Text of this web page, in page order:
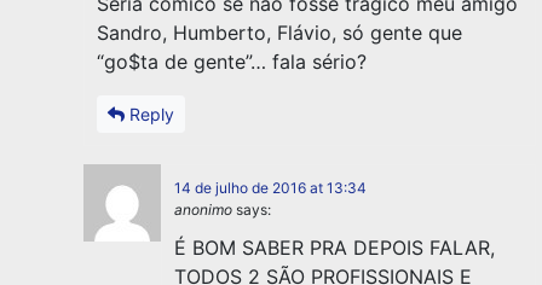
Sandro, Humberto, Flávio, só gente que
“go$ta de gente”… fala sério?
Reply
14 de julho de 2016 at 13:34
anonimo says:
É BOM SABER PRA DEPOIS FALAR,
TODOS 2 SÃO PROFISSIONAIS E